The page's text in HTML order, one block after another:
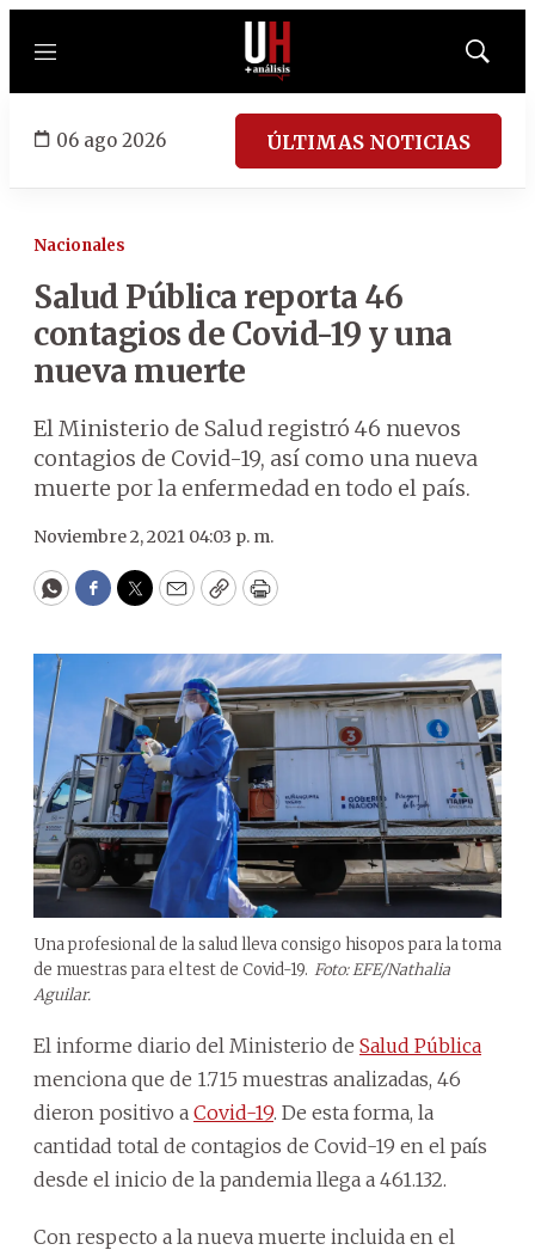
Menú
Mostrar
06 ago 2026 ÚLTIMAS NOTICIAS
Nacionales
Salud Pública reporta 46
contagios de Covid-19 y una
nueva muerte
El Ministerio de Salud registró 46 nuevos
contagios de Covid-19, así como una nueva
muerte por la enfermedad en todo el país.
Noviembre 2, 2021 04:03 p. m.
WhatsApp
Facebook
Twitter
EmailCopyPrint
Una profesional de la salud lleva consigo hisopos para la toma
de muestras para el test de Covid-19. Foto: EFE/Nathalia
Aguilar.
El informe diario del Ministerio de Salud Pública
menciona que de 1.715 muestras analizadas, 46
dieron positivo a Covid-19. De esta forma, la
cantidad total de contagios de Covid-19 en el país
desde el inicio de la pandemia llega a 461.132.
Con respecto a la nueva muerte incluida en el